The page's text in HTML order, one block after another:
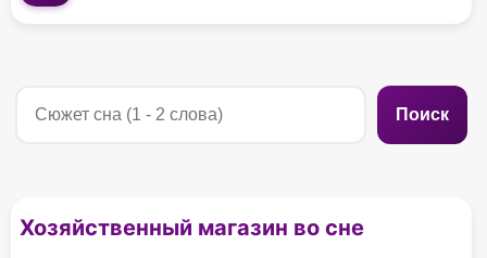
Поиск
Хозяйственный магазин во сне